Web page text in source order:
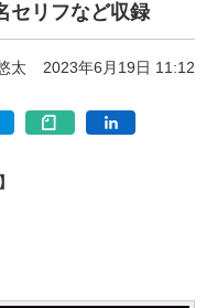
セリフなど収録
太 2023年6月19日 11:12